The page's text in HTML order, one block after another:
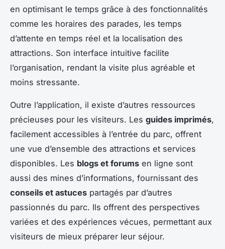
en optimisant le temps grâce à des fonctionnalités
comme les horaires des parades, les temps
d’attente en temps réel et la localisation des
attractions. Son interface intuitive facilite
l’organisation, rendant la visite plus agréable et
moins stressante.
Outre l’application, il existe d’autres ressources
précieuses pour les visiteurs. Les guides imprimés,
facilement accessibles à l’entrée du parc, offrent
une vue d’ensemble des attractions et services
disponibles. Les blogs et forums en ligne sont
aussi des mines d’informations, fournissant des
conseils et astuces partagés par d’autres
passionnés du parc. Ils offrent des perspectives
variées et des expériences vécues, permettant aux
visiteurs de mieux préparer leur séjour.